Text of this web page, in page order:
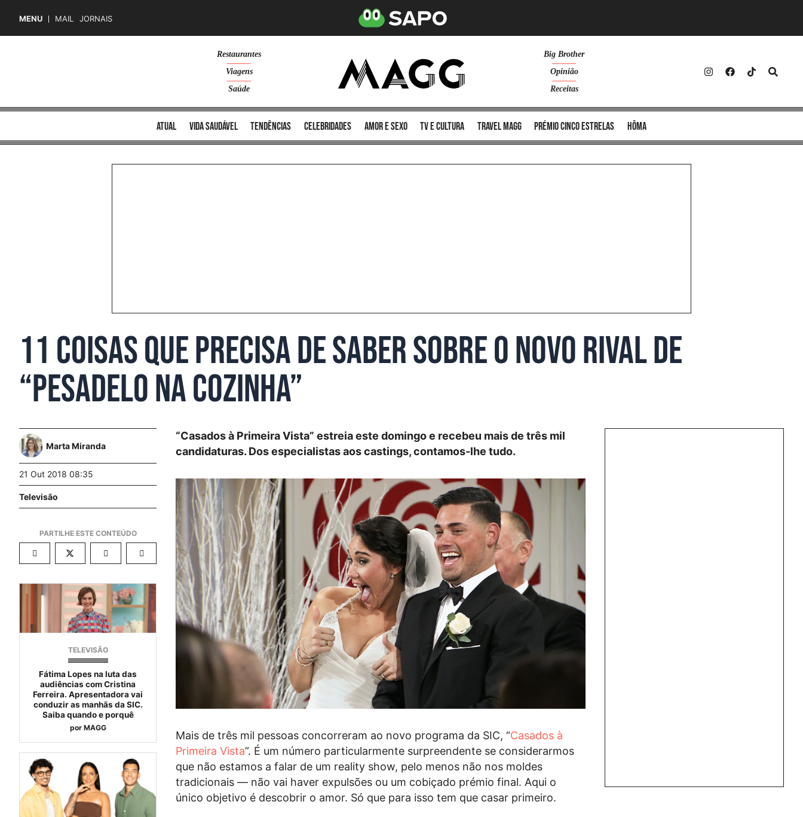
MENU MAIL JORNAIS
Restaurantes
Viagens
Saúde
Big Brother
Opinião
Receitas
atual vida saudável tendências celebridades amor e sexo TV e cultura Travel MAGG Prémio Cinco Estrelas Hôma
11 coisas que precisa de saber sobre o novo rival de
“Pesadelo na Cozinha”
Marta Miranda
21 Out 2018 08:35
Televisão
TELEVISÃO
Fátima Lopes na luta das
audiências com Cristina
Ferreira. Apresentadora vai
conduzir as manhãs da SIC.
Saiba quando e porquê
por MAGG
“Casados à Primeira Vista” estreia este domingo e recebeu mais de três mil
candidaturas. Dos especialistas aos castings, contamos-lhe tudo.
Mais de três mil pessoas concorreram ao novo programa da SIC, “Casados à
Primeira Vista”. É um número particularmente surpreendente se considerarmos
que não estamos a falar de um reality show, pelo menos não nos moldes
tradicionais — não vai haver expulsões ou um cobiçado prémio final. Aqui o
único objetivo é descobrir o amor. Só que para isso tem que casar primeiro.